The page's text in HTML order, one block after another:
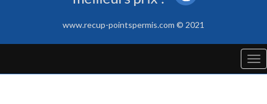
www.recup-pointspermis.com © 2021